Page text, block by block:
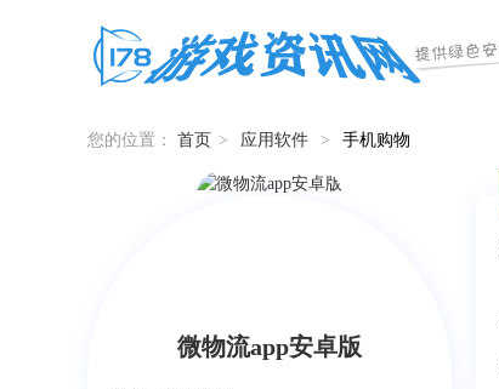
您的位置： 首页 > 应用软件 > 手机购物
微物流app安卓版